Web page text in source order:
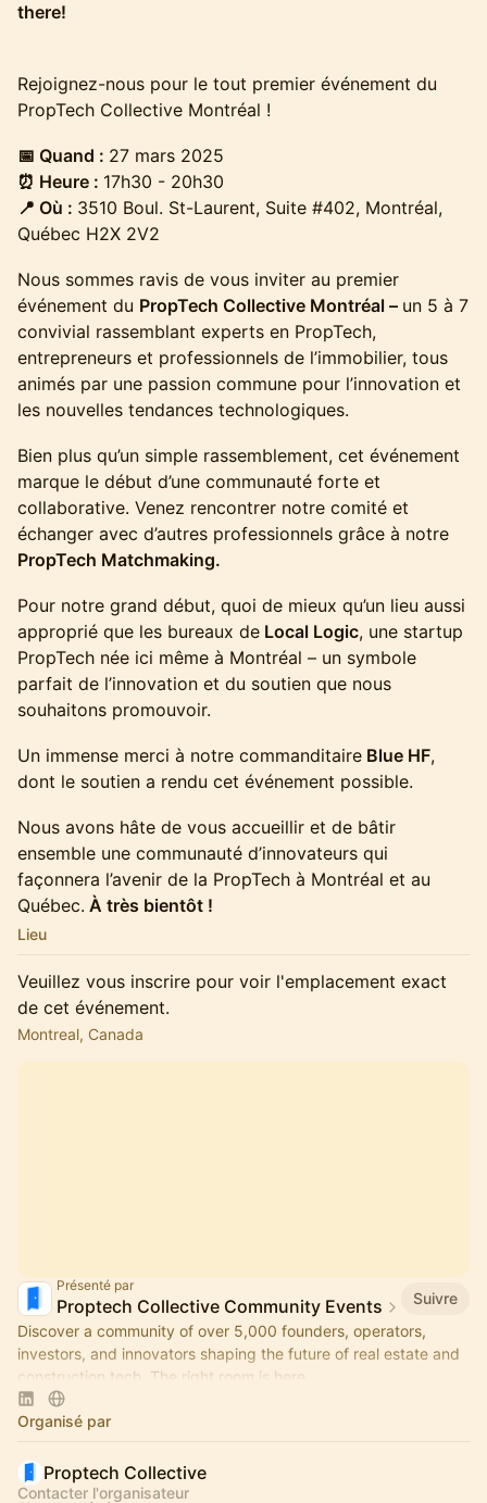
there!
Rejoignez-nous pour le tout premier événement du
PropTech Collective Montréal !
📅 Quand : 27 mars 2025
⏰ Heure : 17h30 - 20h30
📍 Où : 3510 Boul. St-Laurent, Suite #402, Montréal,
Québec H2X 2V2
Nous sommes ravis de vous inviter au premier
événement du PropTech Collective Montréal – un 5 à 7
convivial rassemblant experts en PropTech,
entrepreneurs et professionnels de l’immobilier, tous
animés par une passion commune pour l’innovation et
les nouvelles tendances technologiques.
Bien plus qu’un simple rassemblement, cet événement
marque le début d’une communauté forte et
collaborative. Venez rencontrer notre comité et
échanger avec d’autres professionnels grâce à notre
PropTech Matchmaking.
Pour notre grand début, quoi de mieux qu’un lieu aussi
approprié que les bureaux de Local Logic, une startup
PropTech née ici même à Montréal – un symbole
parfait de l’innovation et du soutien que nous
souhaitons promouvoir.
Un immense merci à notre commanditaire Blue HF,
dont le soutien a rendu cet événement possible.
Nous avons hâte de vous accueillir et de bâtir
ensemble une communauté d’innovateurs qui
façonnera l’avenir de la PropTech à Montréal et au
Québec. À très bientôt !
Lieu
Veuillez vous inscrire pour voir l'emplacement exact
de cet événement.
Montreal, Canada
Présenté par
Proptech Collective Community Events
Suivre
Discover a community of over 5,000 founders, operators,
investors, and innovators shaping the future of real estate and
construction tech. The right room is here.
Organisé par
Proptech Collective
Contacter l'organisateur